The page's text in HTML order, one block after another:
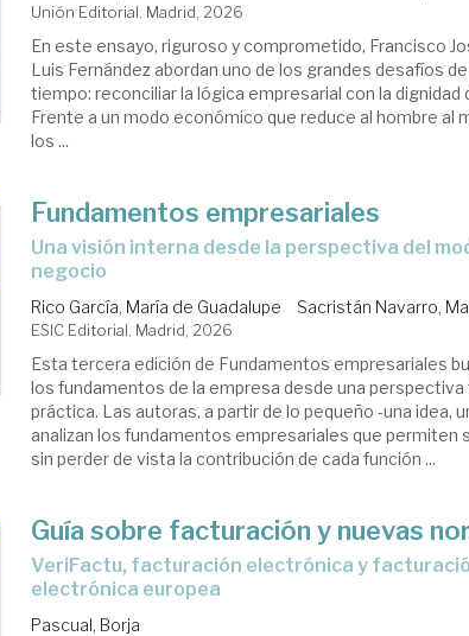
Unión Editorial. Madrid, 2026
En este ensayo, riguroso y comprometido, Francisco
Luis Fernández abordan uno de los grandes desafíos
tiempo: reconciliar la lógica empresarial con la dignidad
Frente a un modo económico que reduce al hombre al
los ...
Fundamentos empresariales
Una visión interna desde la perspectiva del modelo de
negocio
Rico García, María de Guadalupe Sacristán Navarro,
ESIC Editorial. Madrid, 2026
Esta tercera edición de Fundamentos empresariales
los fundamentos de la empresa desde una
práctica. Las autoras, a partir de lo pequeño -una idea,
analizan los fundamentos empresariales que permiten
sin perder de vista la contribución de cada función ...
Guía sobre facturación y nuevas
VeriFactu, facturación electrónica y facturación
electrónica europea
Pascual, Borja